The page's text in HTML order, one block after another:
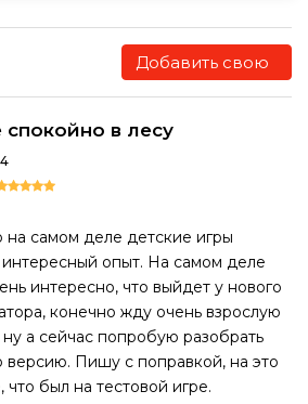
Добавить свою
спокойно в лесу
самом деле детские игры
интересный опыт. На самом деле
интересно, что выйдет у нового
конечно жду очень взрослую
а сейчас попробую разобрать
версию. Пишу с поправкой, на это
что был на тестовой игре.